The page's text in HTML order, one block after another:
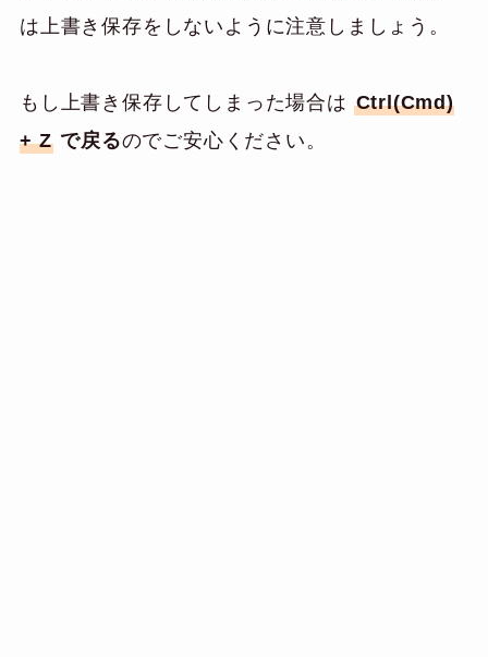
は上書き保存をしないように注意しましょう。
もし上書き保存してしまった場合は Ctrl(Cmd)
+ Z で戻るのでご安心ください。